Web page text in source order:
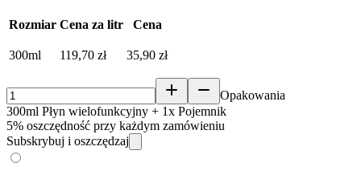
Rozmiar Cena za litr Cena
300ml 119,70 zł 35,90 zł
Opakowania
300ml Płyn wielofunkcyjny + 1x Pojemnik
5% oszczędność przy każdym zamówieniu
Subskrybuj i oszczędzaj